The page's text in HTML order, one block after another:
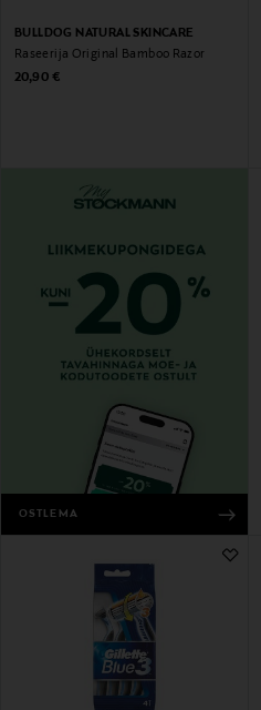
BULLDOG NATURAL SKINCARE
Raseerija Original Bamboo Razor
Original Price
20,90 €
OSTLEMA